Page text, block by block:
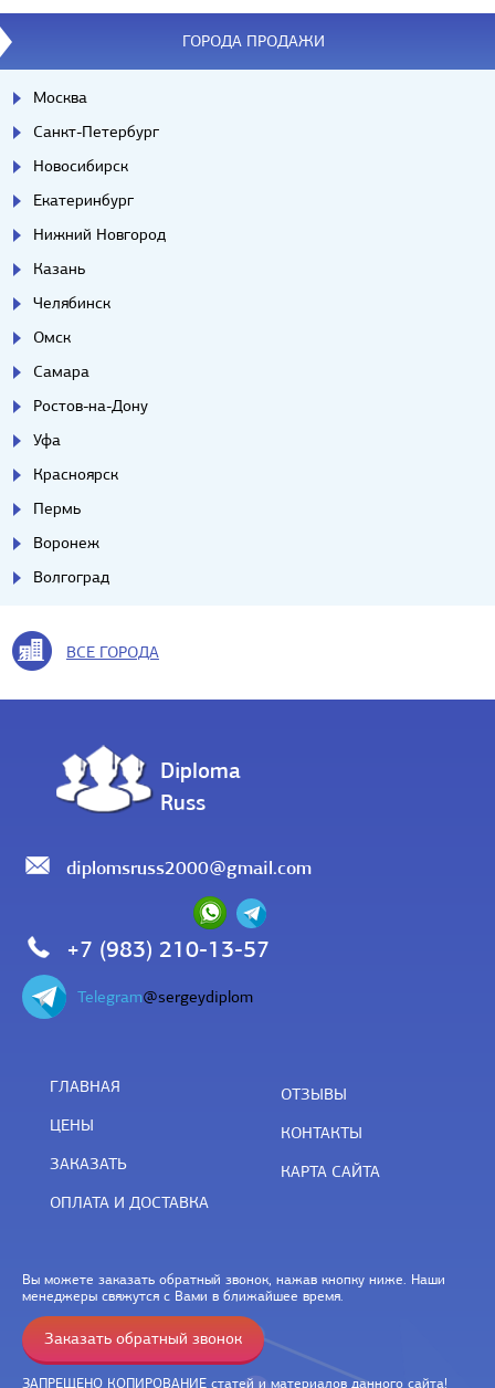
ГОРОДА ПРОДАЖИ
Москва
Санкт-Петербург
Новосибирск
Екатеринбург
Нижний Новгород
Казань
Челябинск
Омск
Самара
Ростов-на-Дону
Уфа
Красноярск
Пермь
Воронеж
Волгоград
ВСЕ ГОРОДА
Diploma
Russ
diplomsruss2000@gmail.com
+7 (983) 210-13-57
Telegram@sergeydiplom
ГЛАВНАЯ
ЦЕНЫ
ЗАКАЗАТЬ
ОПЛАТА И ДОСТАВКА
ОТЗЫВЫ
КОНТАКТЫ
КАРТА САЙТА
Вы можете заказать обратный звонок, нажав кнопку ниже. Наши
менеджеры свяжутся с Вами в ближайшее время.
Заказать обратный звонок
ЗАПРЕЩЕНО КОПИРОВАНИЕ статей и материалов данного сайта!